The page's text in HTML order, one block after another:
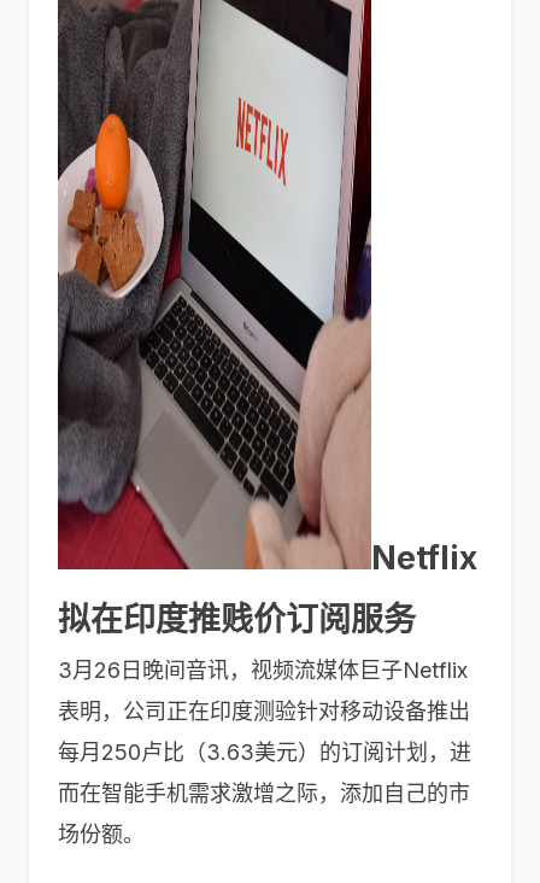
Netflix
拟在印度推贱价订阅服务
3月26日晚间音讯，视频流媒体巨子Netflix
表明，公司正在印度测验针对移动设备推出
每月250卢比（3.63美元）的订阅计划，进
而在智能手机需求激增之际，添加自己的市
场份额。